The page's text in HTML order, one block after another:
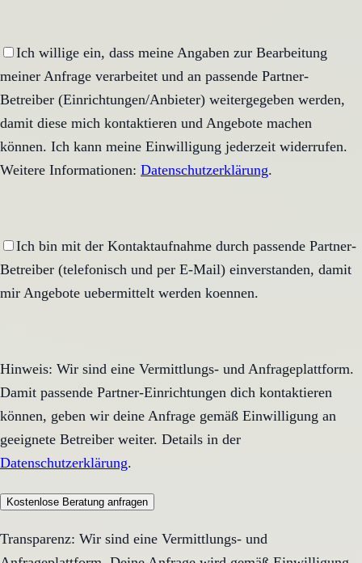
Ich willige ein, dass meine Angaben zur Bearbeitung
meiner Anfrage verarbeitet und an passende Partner-
Betreiber (Einrichtungen/Anbieter) weitergegeben werden,
damit diese mich kontaktieren und Angebote machen
können. Ich kann meine Einwilligung jederzeit widerrufen.
Weitere Informationen: Datenschutzerklärung.
Ich bin mit der Kontaktaufnahme durch passende Partner-
Betreiber (telefonisch und per E-Mail) einverstanden, damit
mir Angebote uebermittelt werden koennen.
Hinweis: Wir sind eine Vermittlungs- und Anfrageplattform.
Damit passende Partner-Einrichtungen dich kontaktieren
können, geben wir deine Anfrage gemäß Einwilligung an
geeignete Betreiber weiter. Details in der
Datenschutzerklärung.
Kostenlose Beratung anfragen
Transparenz: Wir sind eine Vermittlungs- und